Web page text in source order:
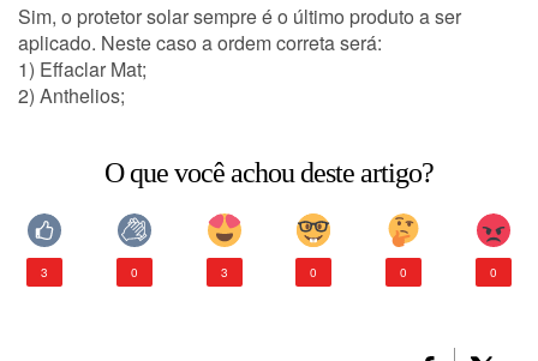
DERMACLUB
Sim, o protetor solar sempre é o último produto a ser
aplicado. Neste caso a ordem correta será:
1) Effaclar Mat;
2) Anthelios;
O que você achou deste artigo?
3 0 3 0 0 0